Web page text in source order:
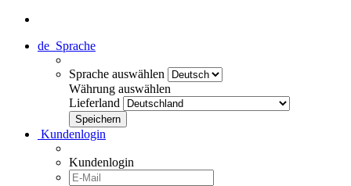
de Sprache
Sprache auswählen
Währung auswählen
Lieferland
Kundenlogin
Kundenlogin